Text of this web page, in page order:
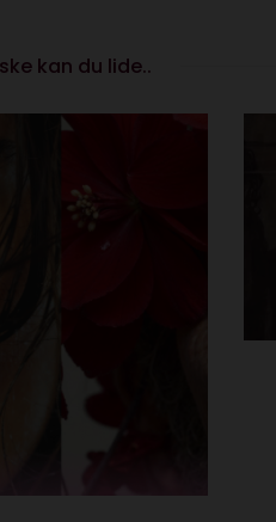
kan du lide..